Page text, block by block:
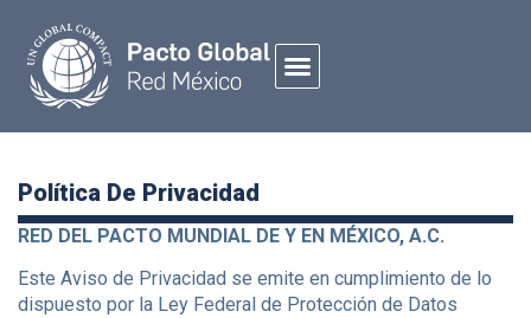
Política De Privacidad
RED DEL PACTO MUNDIAL DE Y EN MÉXICO, A.C.
Este Aviso de Privacidad se emite en cumplimiento de lo
dispuesto por la Ley Federal de Protección de Datos